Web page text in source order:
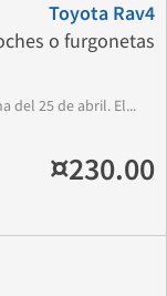
Toyota Rav4
o furgonetas
del 25 de abril. El...
¤230.00